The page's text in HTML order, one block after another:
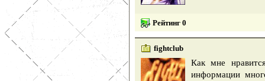
Рейтинг 0
fightclub
Как мне
информации